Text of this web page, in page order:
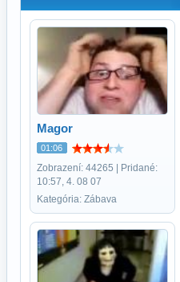
Magor
01:06
Zobrazení: 44265 | Pridané:
10:57, 4. 08 07
Kategória: Zábava